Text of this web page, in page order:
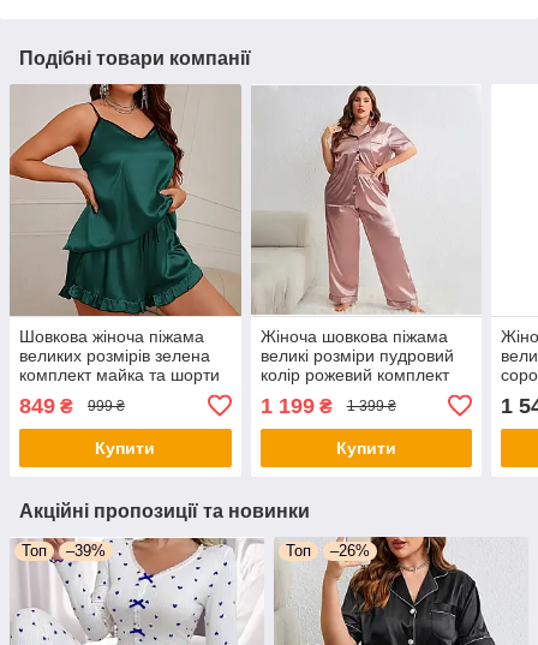
Подібні товари компанії
Шовкова жіноча піжама
великих розмірів зелена
комплект майка та шорти
домашній одяг для сну та
відпочинку
849 ₴ 999 ₴
Купити
Жіноча шовкова піжама
великі розміри пудровий
колір рожевий комплект
для дому сорочка і штани
1 199₴ 1 399 ₴
Купити
та
1
Акційні пропозиції та новинки
Топ –39% Топ –26%